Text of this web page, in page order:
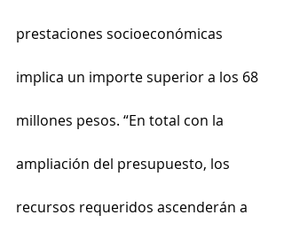
prestaciones socioeconómicas
implica un importe superior a los 68
millones pesos. “En total con la
ampliación del presupuesto, los
recursos requeridos ascenderán a